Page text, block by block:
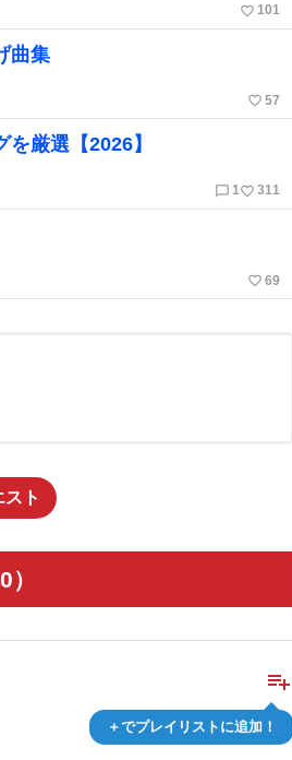
favorite_border 101
曲集
favorite_border 57
厳選【2026】
chat_bubble_outline 1 favorite_border 311
favorite_border 69
ト
playlist_add
＋でプレイリストに追加！